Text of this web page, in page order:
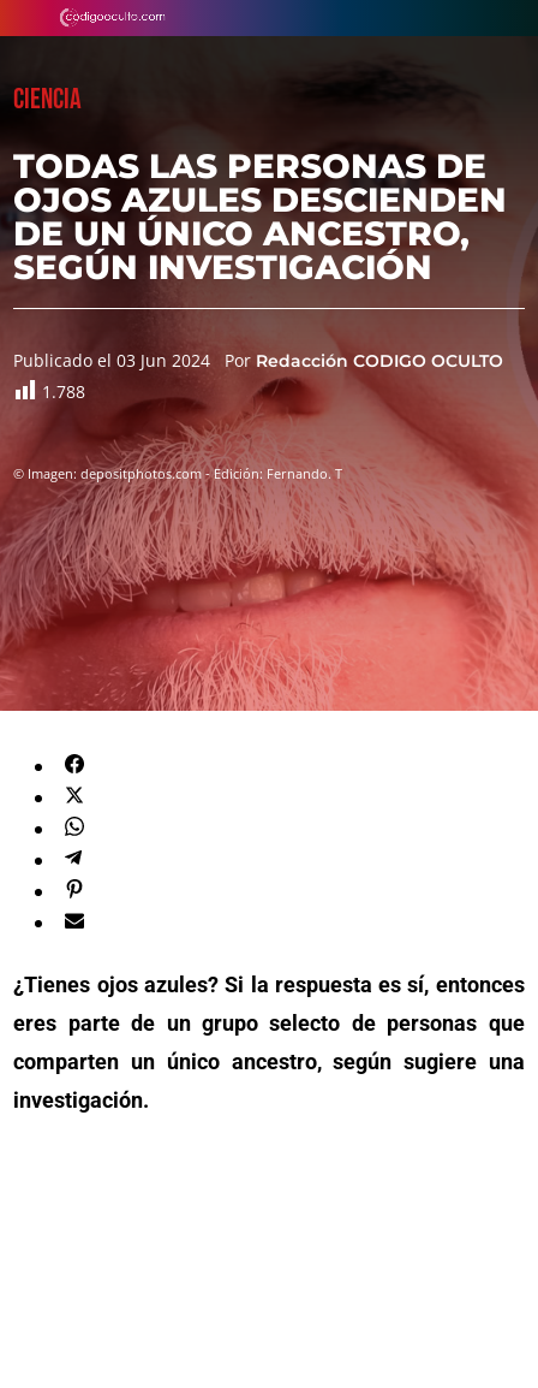
CIENCIA
TODAS LAS PERSONAS DE
OJOS AZULES DESCIENDEN
DE UN ÚNICO ANCESTRO,
SEGÚN INVESTIGACIÓN
Publicado el 03 Jun 2024 Por Redacción CODIGO OCULTO
1.788
© Imagen: depositphotos.com - Edición: Fernando. T
¿Tienes ojos azules? Si la respuesta es sí, entonces
eres parte de un grupo selecto de personas que
comparten un único ancestro, según sugiere una
investigación.